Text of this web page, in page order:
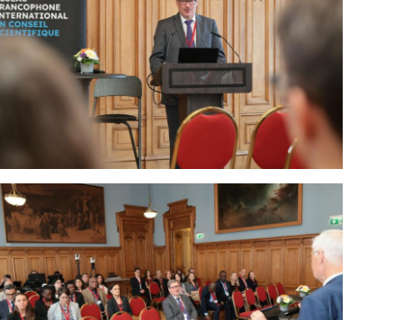
Open image in gallery